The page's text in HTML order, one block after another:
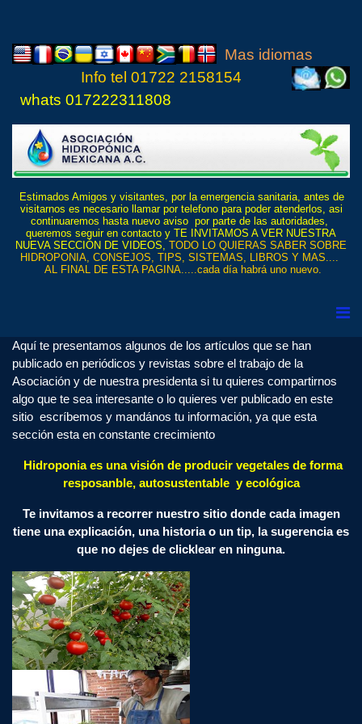
Mas idiomas
Info tel 01722 2158154
whats 017222311808
Estimados Amigos y visitantes, por la emergencia sanitaria, antes de
visitarnos es necesario llamar por telefono para poder atenderlos, asi
continuaremos hasta nuevo aviso por parte de las autoridades,
queremos seguir en contacto y TE INVITAMOS A VER NUESTRA
NUEVA SECCIÓN DE VIDEOS, TODO LO QUIERAS SABER SOBRE
HIDROPONIA, CONSEJOS, TIPS, SISTEMAS, LIBROS Y MAS....
AL FINAL DE ESTA PAGINA.....cada día habrá uno nuevo.
Aquí te presentamos algunos de los artículos que se han
publicado en periódicos y revistas sobre el trabajo de la
Asociación y de nuestra presidenta si tu quieres compartirnos
algo que te sea interesante o lo quieres ver publicado en este
sitio escríbemos y mandános tu información, ya que esta
sección esta en constante crecimiento
Hidroponia es una visión de producir vegetales de forma
resposanble, autosustentable y ecológica
Te invitamos a recorrer nuestro sitio donde cada imagen
tiene una explicación, una historia o un tip, la sugerencia es
que no dejes de clicklear en ninguna.